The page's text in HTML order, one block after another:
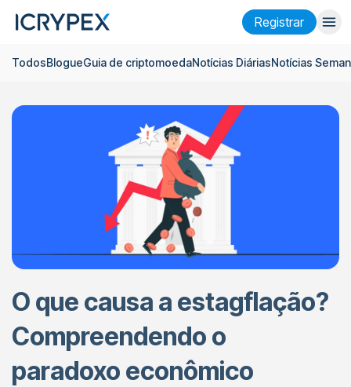
Registrar
Entrar Registrar
Ganhar
Empresa
Pesquisar
Futuros x50
Language Português
Tema
TodosBlogueGuia de criptomoedaNotícias DiáriasNotícias
O que causa a estagflação?
Compreendendo o
paradoxo econômico